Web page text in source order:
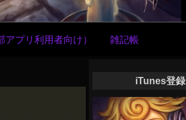
プリ利用者向け） 雑記帳
iTunes登録